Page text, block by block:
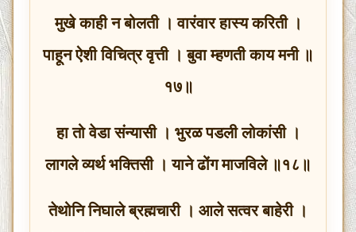
मुखे काही न बोलती । वारंवार हास्य करिती ।
पाहून ऐशी विचित्र वृत्ती । बुवा म्हणती काय मनी ॥
१७॥
हा तो वेडा संन्यासी । भुरळ पडली लोकांसी ।
लागले व्यर्थ भक्तिसी । याने ढोंग माजविले ॥१८॥
तेथोनि निघाले ब्रह्मचारी । आले सत्वर बाहेरी ।